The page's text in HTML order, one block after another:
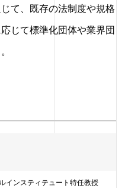
て、既存の法制度や規格
じて標準化団体や業界団
インスティテュート特任教授